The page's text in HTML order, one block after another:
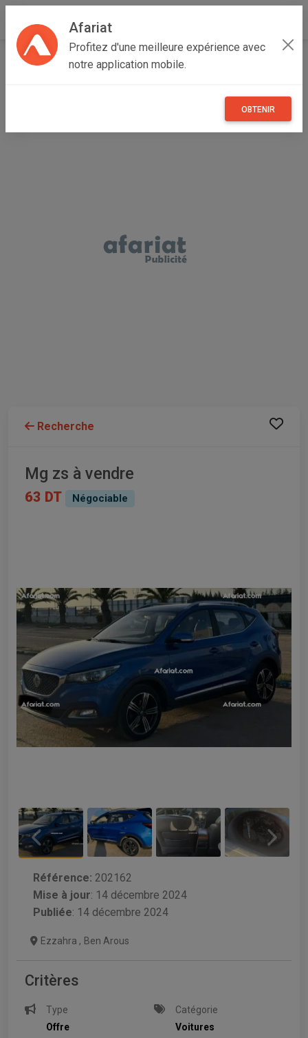
Afariat
Profitez d'une meilleure expérience avec
notre application mobile.
OBTENIR
Accueil Véhicules Grand Tunis
Recherche
Mg zs à vendre
63 DT Négociable
Référence: 202162
Mise à jour: 14 décembre 2024
Publiée: 14 décembre 2024
Ezzahra , Ben Arous
Critères
Type
Offre
Catégorie
Voitures